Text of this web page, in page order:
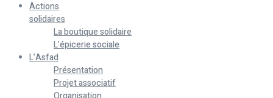
Actions
solidaires
La boutique solidaire
L’épicerie sociale
L’Asfad
Présentation
Projet associatif